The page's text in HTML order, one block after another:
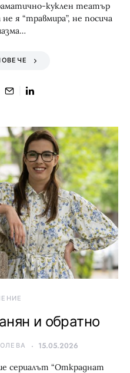
куклен театър
я “травмира”, не посича
и обратно
15.05.2026
сериалът “Откраднат